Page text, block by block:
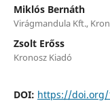
Miklós Bernáth
Virágmandula Kft.,
Zsolt Erőss
Kronosz Kiadó
DOI: https://doi.org/